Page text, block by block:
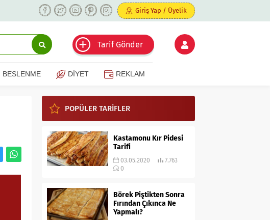
Giriş Yap / Üyelik
Tarif Gönder
BESLENME DİYET REKLAM
POPÜLER TARİFLER
Kastamonu Kır Pidesi
Tarifi
03.05.2020
7.763
0
Börek Piştikten Sonra
Fırından Çıkınca Ne
Yapmalı?